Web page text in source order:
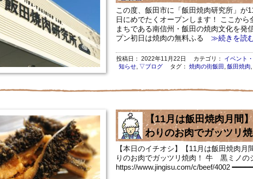
この度、飯田市に「飯田焼肉研究所」が
日にめでたくオープンします！ ここから
まちである南信州・飯田の焼肉文化を発
プン初日は焼肉の無料ふる ≫続きを読
投稿日： 2022年11月22日 カテゴリ： イベント
知らせ, ▽ブログ タグ： 焼肉の街飯田 , 飯田焼肉,
【11月は飯田焼肉月間
わりのお肉でガッツリ
【本日のイチオシ】【11月は飯田焼肉月
りのお肉でガッツリ焼肉！ 牛 黒ミノ
https://www.jingisu.com/c/beef/4002